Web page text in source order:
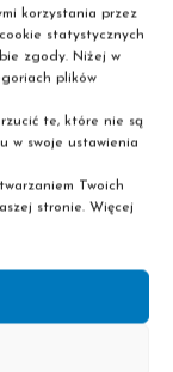
korzystania przez
statystycznych
zgody. Niżej w
plików
te, które nie są
w swoje ustawienia
Twoich
stronie. Więcej